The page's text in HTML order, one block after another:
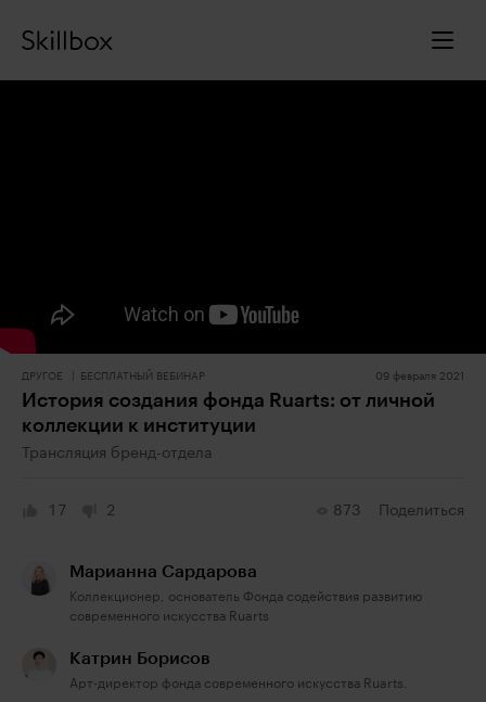
ДРУГОЕ БЕСПЛАТНЫЙ ВЕБИНАР 09 февраля 2021
История создания фонда Ruarts: от личной
коллекции к институции
Трансляция бренд-отдела
17 2 873 Поделиться
Марианна Сардарова
Коллекционер, основатель Фонда содействия развитию
современного искусства Ruarts
Катрин Борисов
Арт-директор фонда современного искусства Ruarts.